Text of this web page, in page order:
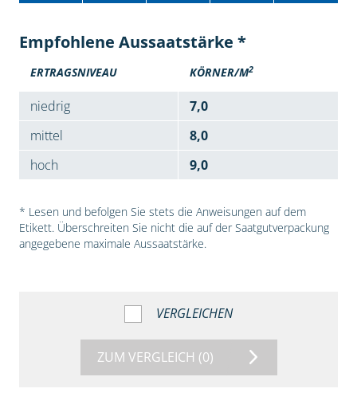
Empfohlene Aussaatstärke *
ERTRAGSNIVEAU KÖRNER/M2
niedrig
7,0
mittel
8,0
hoch
9,0
* Lesen und befolgen Sie stets die Anweisungen auf dem
Etikett. Überschreiten Sie nicht die auf der Saatgutverpackung
angegebene maximale Aussaatstärke.
VERGLEICHEN
ZUM VERGLEICH (0)